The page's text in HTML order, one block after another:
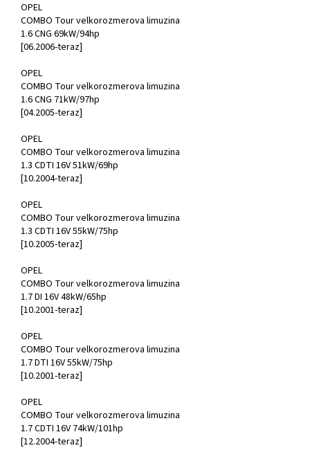
OPEL
COMBO Tour velkorozmerova limuzina
1.6 CNG 69kW/94hp
[06.2006-teraz]
OPEL
COMBO Tour velkorozmerova limuzina
1.6 CNG 71kW/97hp
[04.2005-teraz]
OPEL
COMBO Tour velkorozmerova limuzina
1.3 CDTI 16V 51kW/69hp
[10.2004-teraz]
OPEL
COMBO Tour velkorozmerova limuzina
1.3 CDTI 16V 55kW/75hp
[10.2005-teraz]
OPEL
COMBO Tour velkorozmerova limuzina
1.7 DI 16V 48kW/65hp
[10.2001-teraz]
OPEL
COMBO Tour velkorozmerova limuzina
1.7 DTI 16V 55kW/75hp
[10.2001-teraz]
OPEL
COMBO Tour velkorozmerova limuzina
1.7 CDTI 16V 74kW/101hp
[12.2004-teraz]